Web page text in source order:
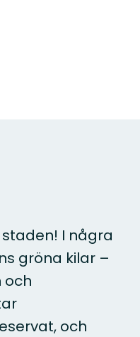
I några
gröna kilar –
och
och